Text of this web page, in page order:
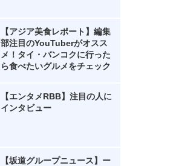
【アジア美食レポート】編集
部注目のYouTuberがオスス
メ！タイ・バンコクに行った
ら食べたいグルメをチェック
【エンタメRBB】注目の人に
インタビュー
【坂道グループニュース】ー